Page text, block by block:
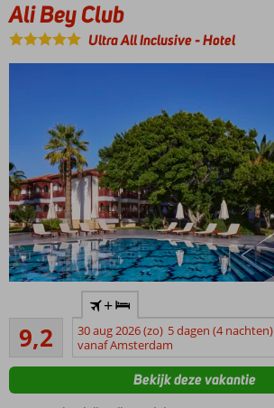
W
Wat te doen in Side?
Ali Bey Club
Ultra All Inclusive-Hotel
het
strand
Aquapark
glijbanen
9,2
Uitstekend
130
beoordelingen
+
30 aug 2026 (zo) 5 dagen (4 nachten)
vanaf Amsterdam
Bekijk deze vakantie